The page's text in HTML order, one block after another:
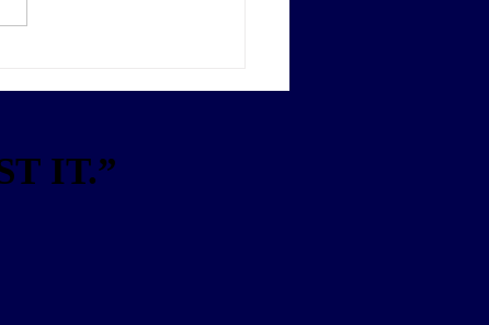
IT.”
IT.”